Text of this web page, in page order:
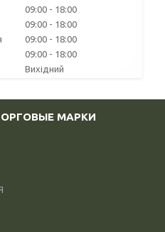
09:00
18:00
09:00
18:00
09:00
18:00
09:00
18:00
Вихідний
МАРКИ